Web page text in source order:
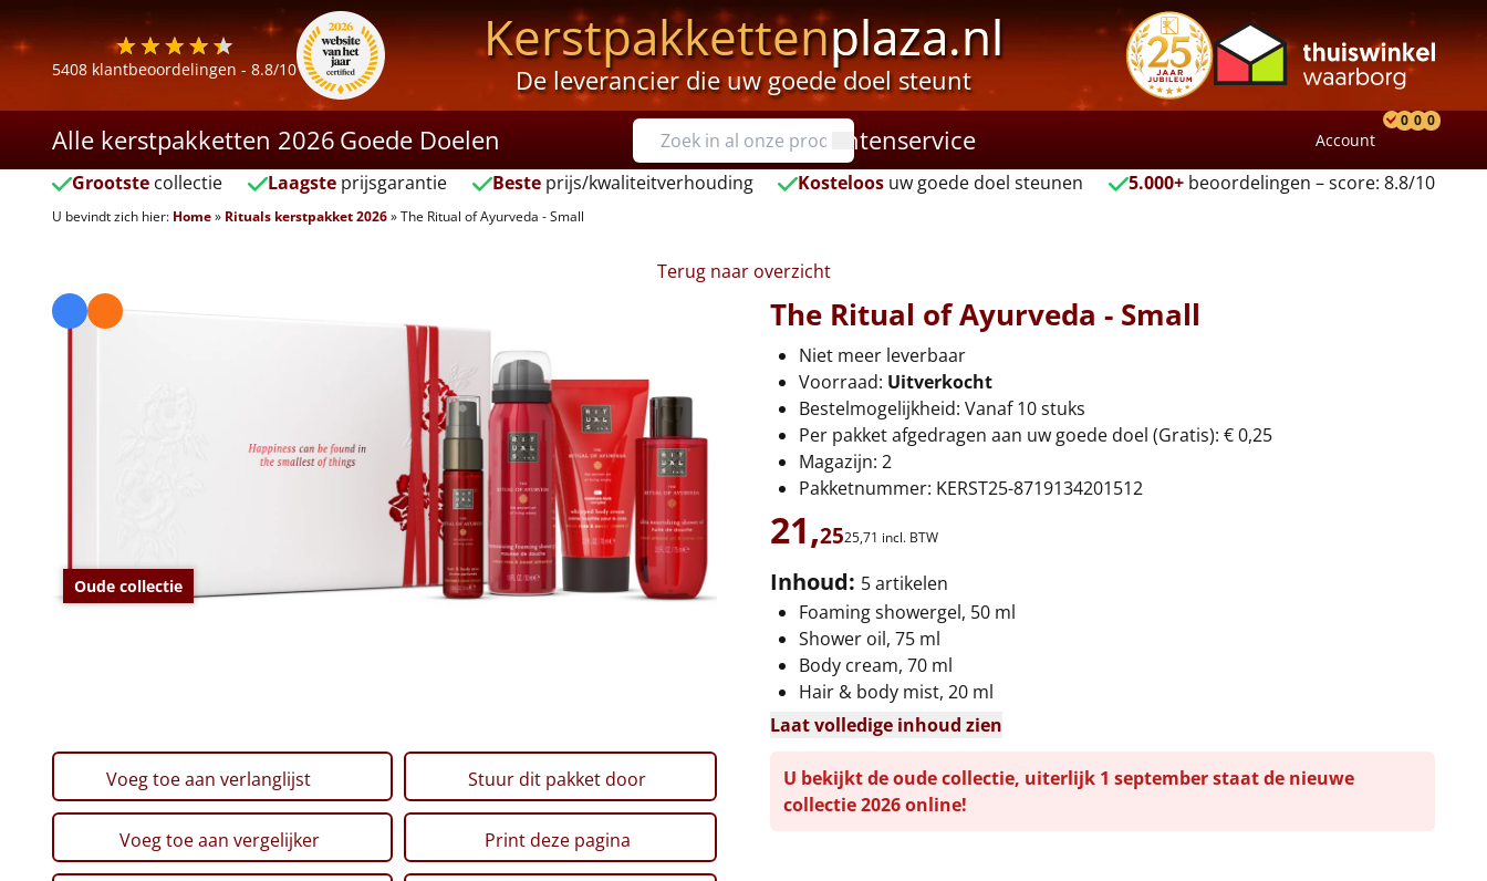
5408 klantbeoordelingen - 8.8/10 Kerstpakkettenplaza.nl
De leverancier die uw goede doel steunt
Alle kerstpakketten 2026 Goede Doelen Klantenservice Account
0 0 0
Grootste collectie Laagsteprijsgarantie Besteprijs/kwaliteitverhouding Kosteloos uw goede doel steunen 5.000+ beoordelingen – score: 8.8/10
U bevindt zich hier: Home» Rituals kerstpakket 2026»The Ritual of Ayurveda - Small
Terug naar overzicht
Oude collectie
The Ritual of Ayurveda - Small
Niet meer leverbaar
Voorraad: Uitverkocht
Bestelmogelijkheid: Vanaf 10 stuks
Per pakket afgedragen aan uw goede doel (Gratis): € 0,25
Magazijn: 2
Pakketnummer: KERST25-8719134201512
21,2525,71 incl. BTW
Inhoud: 5 artikelen
Foaming showergel, 50 ml
Shower oil, 75 ml
Body cream, 70 ml
Hair & body mist, 20 ml
Laat volledige inhoud zien
Voeg toe aan verlanglijst Stuur dit pakket door
Voeg toe aan vergelijker Print deze pagina
U bekijkt de oude collectie, uiterlijk 1 september staat de nieuwe
collectie 2026 online!